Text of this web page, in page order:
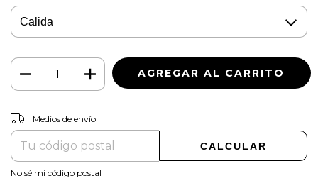
Entregas para el CP:
Medios de envío
CALCULAR
No sé mi código postal